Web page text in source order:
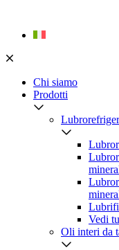
content
Chi siamo
Prodotti
Vedi
Oli interi da